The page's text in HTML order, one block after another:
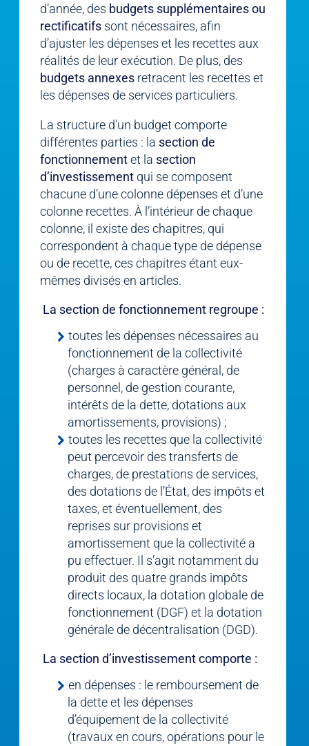
d’année, des budgets supplémentaires ou
rectificatifs sont nécessaires, afin
d’ajuster les dépenses et les recettes aux
réalités de leur exécution. De plus, des
budgets annexes retracent les recettes et
les dépenses de services particuliers.
La structure d’un budget comporte
différentes parties : la section de
fonctionnement et la section
d’investissement qui se composent
chacune d’une colonne dépenses et d’une
colonne recettes. À l’intérieur de chaque
colonne, il existe des chapitres, qui
correspondent à chaque type de dépense
ou de recette, ces chapitres étant eux-
mêmes divisés en articles.
La section de fonctionnement regroupe :
toutes les dépenses nécessaires au
fonctionnement de la collectivité
(charges à caractère général, de
personnel, de gestion courante,
intérêts de la dette, dotations aux
amortissements, provisions) ;
toutes les recettes que la collectivité
peut percevoir des transferts de
charges, de prestations de services,
des dotations de l’État, des impôts et
taxes, et éventuellement, des
reprises sur provisions et
amortissement que la collectivité a
pu effectuer. Il s’agit notamment du
produit des quatre grands impôts
directs locaux, la dotation globale de
fonctionnement (DGF) et la dotation
générale de décentralisation (DGD).
La section d’investissement comporte :
en dépenses : le remboursement de
la dette et les dépenses
d’équipement de la collectivité
(travaux en cours, opérations pour le